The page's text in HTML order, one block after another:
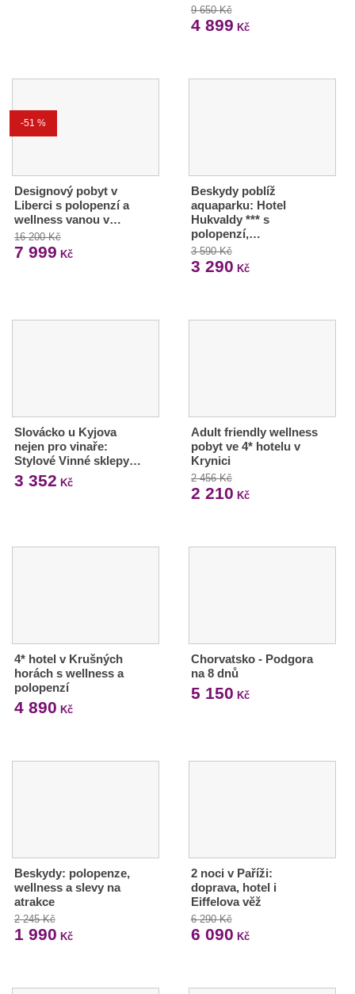
9 650 Kč
4 899 Kč
-51 %
Designový pobyt v
Liberci s polopenzí a
wellness vanou v…
16 200 Kč
7 999 Kč
Beskydy poblíž
aquaparku: Hotel
Hukvaldy *** s
polopenzí,…
3 590 Kč
3 290 Kč
Slovácko u Kyjova
nejen pro vinaře:
Stylové Vinné sklepy…
3 352 Kč
Adult friendly wellness
pobyt ve 4* hotelu v
Krynici
2 456 Kč
2 210 Kč
4* hotel v Krušných
horách s wellness a
polopenzí
4 890 Kč
Chorvatsko - Podgora
na 8 dnů
5 150 Kč
Beskydy: polopenze,
wellness a slevy na
atrakce
2 245 Kč
1 990 Kč
2 noci v Paříži:
doprava, hotel i
Eiffelova věž
6 290 Kč
6 090 Kč